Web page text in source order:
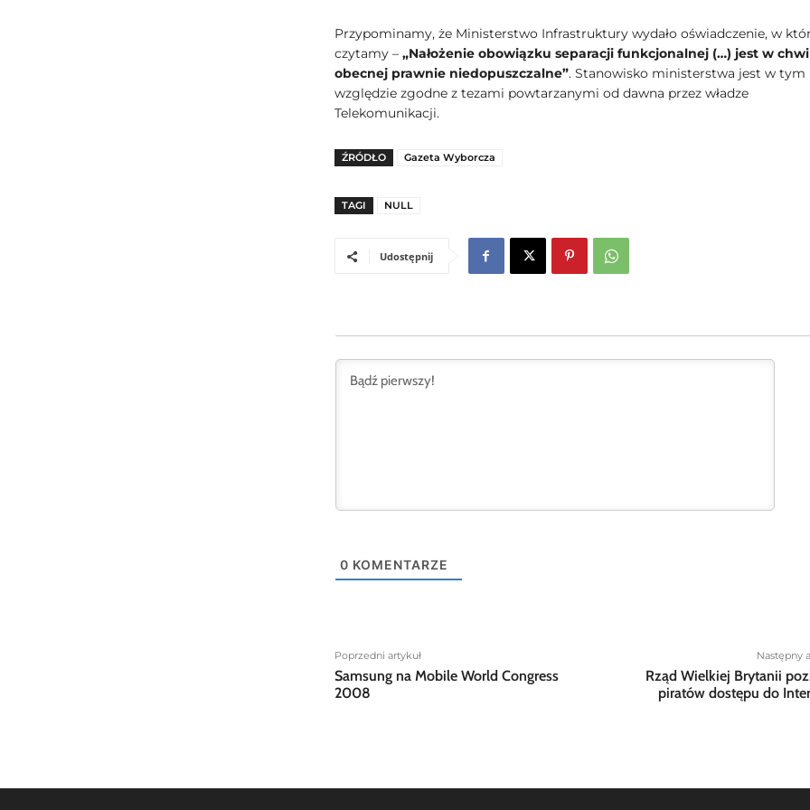
Przypominamy, że Ministerstwo Infrastruktury wydało oświadczenie, w
czytamy – „Nałożenie obowiązku separacji funkcjonalnej (…) jest w
obecnej prawnie niedopuszczalne”. Stanowisko ministerstwa jest w tym
względzie zgodne z tezami powtarzanymi od dawna przez władze
Telekomunikacji.
ŹRÓDŁO Gazeta Wyborcza
TAGI NULL
Udostępnij
0 KOMENTARZE
Poprzedni artykuł
Samsung na Mobile World Congress
2008
Następny
Rząd Wielkiej Brytanii
piratów dostępu do